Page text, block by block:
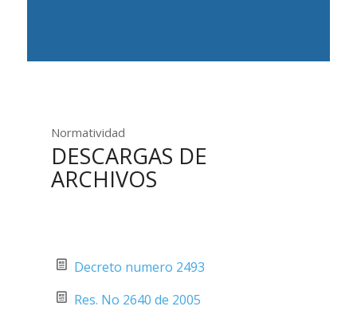
Normatividad
DESCARGAS DE
ARCHIVOS
Decreto numero 2493
Res. No 2640 de 2005